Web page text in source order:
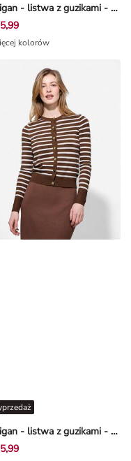
kardigan - listwa z guzikami - Złamana biel
kolorów
kardigan - listwa z guzikami - brazowy